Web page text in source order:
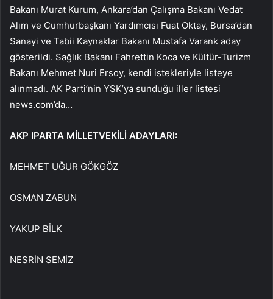
Bakanı Murat Kurum, Ankara’dan Çalışma Bakanı Vedat
Alım ve Cumhurbaşkanı Yardımcısı Fuat Oktay, Bursa’dan
Sanayi ve Tabii Kaynaklar Bakanı Mustafa Varank aday
gösterildi. Sağlık Bakanı Fahrettin Koca ve Kültür-Turizm
Bakanı Mehmet Nuri Ersoy, kendi istekleriyle listeye
alınmadı. AK Parti’nin YSK’ya sunduğu iller listesi
news.com’da…
AKP IPARTA MİLLETVEKİLİ ADAYLARI:
MEHMET UĞUR GÖKGÖZ
OSMAN ZABUN
YAKUP BİLK
NESRİN SEMİZ